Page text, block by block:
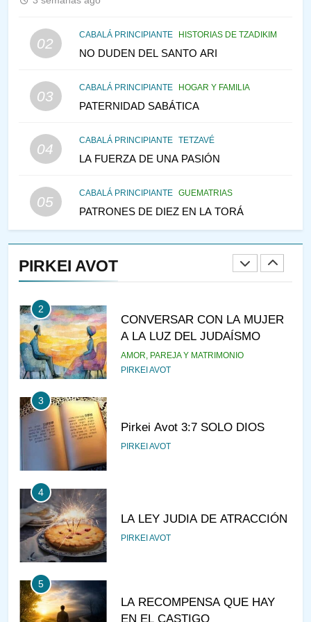
02
CABALÁ PRINCIPIANTE HISTORIAS DE TZADIKIM
NO DUDEN DEL SANTO ARI
03
CABALÁ PRINCIPIANTE HOGAR Y FAMILIA
PATERNIDAD SABÁTICA
04
CABALÁ PRINCIPIANTE TETZAVÉ
LA FUERZA DE UNA PASIÓN
05
CABALÁ PRINCIPIANTE GUEMATRIAS
PATRONES DE DIEZ EN LA TORÁ
PIRKEI AVOT
146
VEAMOS ¿POR QUÉ
IEHOSHÚA? Y LA QUEJA DE
1
RAZI ¿QUIÉN ES SABIO?
2
CONVERSAR CON LA MUJER
A LA LUZ DEL JUDAÍSMO
AMOR, PAREJA Y MATRIMONIO
PIRKEI AVOT
3
Pirkei Avot 3:7 SOLO DIOS
PIRKEI AVOT
4
LA LEY JUDIA DE ATRACCIÓN
PIRKEI AVOT
5
LA RECOMPENSA QUE HAY
EN EL CASTIGO